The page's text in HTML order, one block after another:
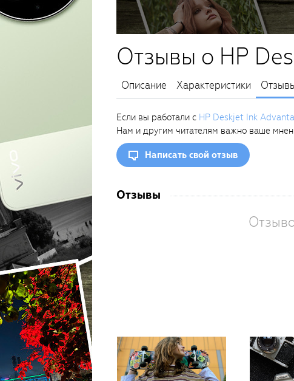
Отзывы о HP
Описание Характеристики
Если вы работали с HP Deskjet Ink
Нам и другим читателям важно ваше
Написать свой отзыв
Отзывы